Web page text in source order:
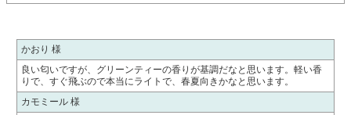
かおり 様
良い匂いですが、グリーンティーの香りが基調だなと思います。軽い香
りで、すぐ飛ぶので本当にライトで、春夏向きかなと思います。
カモミール 様